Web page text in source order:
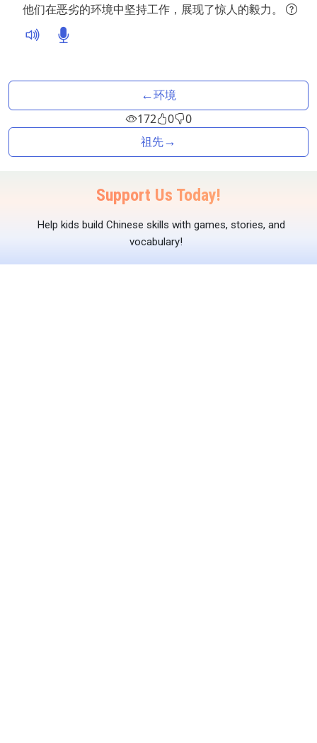
他们在恶劣的环境中坚持工作，展现了惊人的毅力。
←环境
172 0 0
祖先→
Support Us Today!
Help kids build Chinese skills with games, stories, and
vocabulary!